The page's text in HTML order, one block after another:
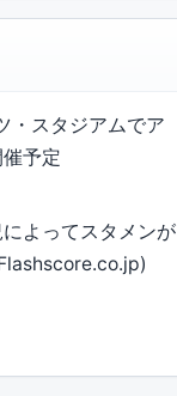
・スタジアムでア
予定
よってスタメンが